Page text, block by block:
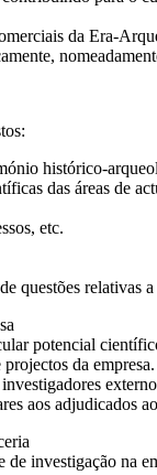
da Era-
histórico-
das áreas de
etc.
questões relativas
potencial
da empresa.
aos adjudicados
investigação na